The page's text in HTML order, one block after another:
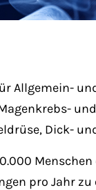
Allgemein-
Dick-
pro Jahr